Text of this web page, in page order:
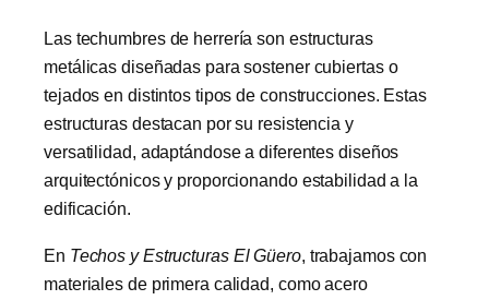
Las techumbres de herrería son estructuras
metálicas diseñadas para sostener cubiertas o
tejados en distintos tipos de construcciones. Estas
estructuras destacan por su resistencia y
versatilidad, adaptándose a diferentes diseños
arquitectónicos y proporcionando estabilidad a la
edificación.
En Techos y Estructuras El Güero, trabajamos con
materiales de primera calidad, como acero